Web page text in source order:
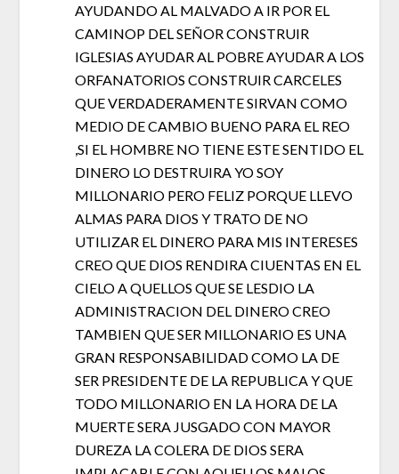
AYUDANDO AL MALVADO A IR POR EL
CAMINOP DEL SEÑOR CONSTRUIR
IGLESIAS AYUDAR AL POBRE AYUDAR A LOS
ORFANATORIOS CONSTRUIR CARCELES
QUE VERDADERAMENTE SIRVAN COMO
MEDIO DE CAMBIO BUENO PARA EL REO
,SI EL HOMBRE NO TIENE ESTE SENTIDO EL
DINERO LO DESTRUIRA YO SOY
MILLONARIO PERO FELIZ PORQUE LLEVO
ALMAS PARA DIOS Y TRATO DE NO
UTILIZAR EL DINERO PARA MIS INTERESES
CREO QUE DIOS RENDIRA CIUENTAS EN EL
CIELO A QUELLOS QUE SE LESDIO LA
ADMINISTRACION DEL DINERO CREO
TAMBIEN QUE SER MILLONARIO ES UNA
GRAN RESPONSABILIDAD COMO LA DE
SER PRESIDENTE DE LA REPUBLICA Y QUE
TODO MILLONARIO EN LA HORA DE LA
MUERTE SERA JUSGADO CON MAYOR
DUREZA LA COLERA DE DIOS SERA